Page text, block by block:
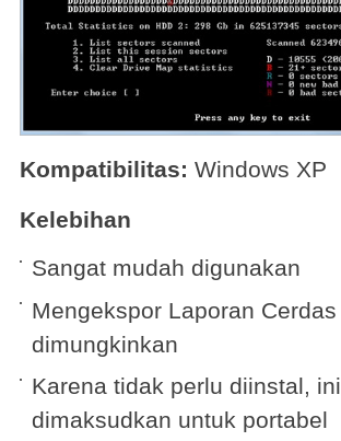
Kompatibilitas: Windows XP
Kelebihan
Sangat mudah digunakan
Mengekspor Laporan Cerdas
dimungkinkan
Karena tidak perlu diinstal, ini
dimaksudkan untuk portabel